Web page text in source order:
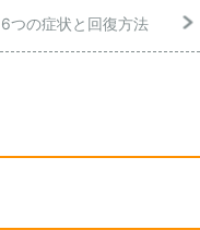
つの症状と回復方法